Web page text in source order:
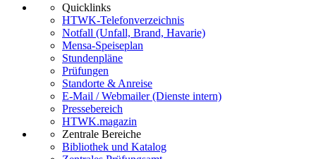
Quicklinks
HTWK-Telefonverzeichnis
Notfall (Unfall, Brand, Havarie)
Mensa-Speiseplan
Stundenpläne
Prüfungen
Standorte & Anreise
E-Mail / Webmailer (Dienste intern)
Pressebereich
HTWK.magazin
Zentrale Bereiche
Bibliothek und Katalog